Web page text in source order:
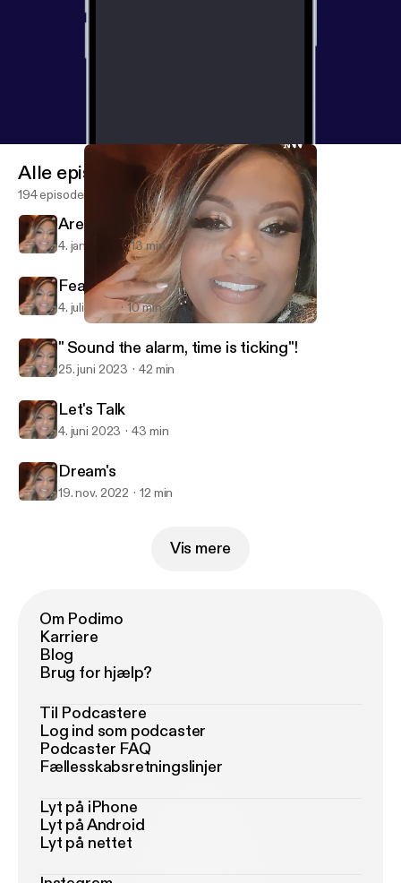
Neka's Talk❤
Alle episoder
194 episoder
Are you ready for what's to come?
4. jan. 2024 13 min
Fear Not, Live Your Life.
4. juli 2023 10 min
" Sound the alarm, time is ticking"!
25. juni 2023 42 min
Let's Talk
4. juni 2023 43 min
Dream's
19. nov. 2022 12 min
Vis mere
Om Podimo
Karriere
Blog
Brug for hjælp?
Til Podcastere
Log ind som podcaster
Podcaster FAQ
Fællesskabsretningslinjer
Lyt på iPhone
Lyt på Android
Lyt på nettet